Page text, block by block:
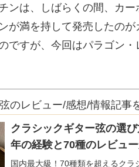
ンは、しばらくの間、カ
が満を持して発売したの
ですが、今回はパラゴン
のレビュー/感想/情報記事
クラシックギター弦の選
年の経験と70種のレビュ
国内最大級！70種類を超えるク